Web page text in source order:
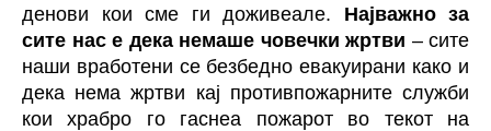
денови кои сме ги доживеале. Најважно за
сите нас е дека немаше човечки жртви – сите
наши вработени се безбедно евакуирани како и
дека нема жртви кај противпожарните служби
кои храбро го гаснеа пожарот во текот на